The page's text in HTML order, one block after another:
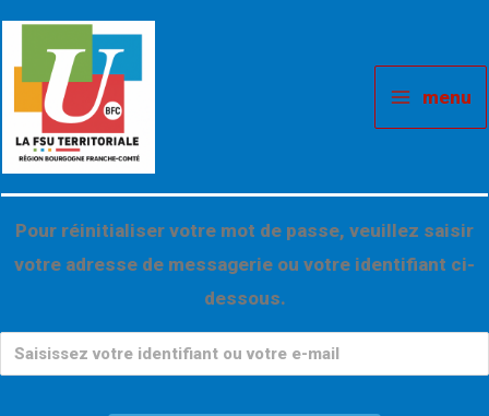
Aller
contenu
menu
Pour réinitialiser votre mot de passe, veuillez saisir
votre adresse de messagerie ou votre identifiant ci-
dessous.